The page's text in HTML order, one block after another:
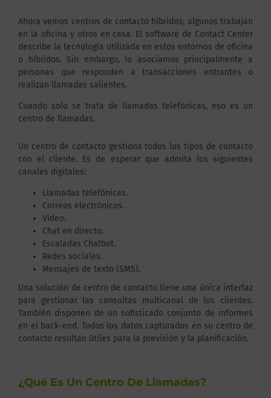
Ahora vemos centros de contacto híbridos; algunos trabajan
en la oficina y otros en casa. El software de Contact Center
describe la tecnología utilizada en estos entornos de oficina
o híbridos. Sin embargo, lo asociamos principalmente a
personas que responden a transacciones entrantes o
realizan llamadas salientes.
Cuando solo se trata de llamadas telefónicas, eso es un
centro de llamadas.
Un centro de contacto gestiona todos los tipos de contacto
con el cliente. Es de esperar que admita los siguientes
canales digitales:
Llamadas telefónicas.
Correos electrónicos.
Vídeo.
Chat en directo.
Escaladas Chatbot.
Redes sociales.
Mensajes de texto (SMS).
Una solución de centro de contacto tiene una única interfaz
para gestionar las consultas multicanal de los clientes.
También disponen de un sofisticado conjunto de informes
en el back-end. Todos los datos capturados en su centro de
contacto resultan útiles para la previsión y la planificación.
¿Qué Es Un Centro De Llamadas?